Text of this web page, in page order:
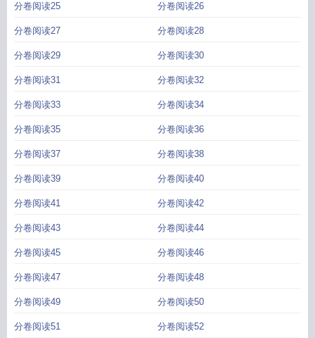
分卷阅读25 分卷阅读26
分卷阅读27 分卷阅读28
分卷阅读29 分卷阅读30
分卷阅读31 分卷阅读32
分卷阅读33 分卷阅读34
分卷阅读35 分卷阅读36
分卷阅读37 分卷阅读38
分卷阅读39 分卷阅读40
分卷阅读41 分卷阅读42
分卷阅读43 分卷阅读44
分卷阅读45 分卷阅读46
分卷阅读47 分卷阅读48
分卷阅读49 分卷阅读50
分卷阅读51 分卷阅读52